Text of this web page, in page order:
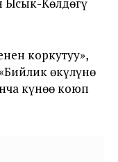
коркутуу»,
өкүлүнө
күнөө коюп